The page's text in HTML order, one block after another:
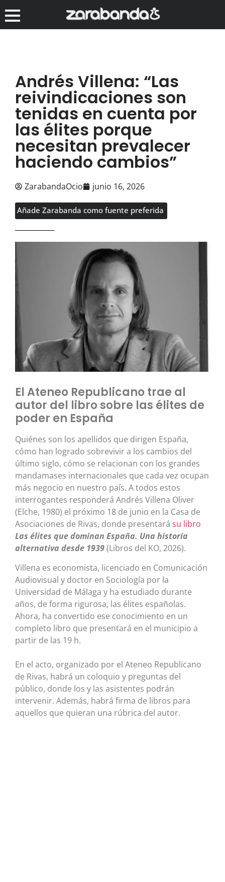
Andrés Villena: “Las
reivindicaciones son
tenidas en cuenta por
las élites porque
necesitan prevalecer
haciendo cambios”
ZarabandaOcio junio 16, 2026
Añade Zarabanda como fuente preferida
El Ateneo Republicano trae al
autor del libro sobre las élites de
poder en España
Quiénes son los apellidos que dirigen España,
cómo han logrado sobrevivir a los cambios del
último siglo, cómo se relacionan con los grandes
mandamases internacionales que cada vez ocupan
más negocio en nuestro país. A todos estos
interrogantes responderá Andrés Villena Oliver
(Elche, 1980) el próximo 18 de junio en la Casa de
Asociaciones de Rivas, donde presentará su libro
Las élites que dominan España. Una historia
alternativa desde 1939(Libros del KO, 2026).
Villena es economista, licenciado en Comunicación
Audiovisual y doctor en Sociología por la
Universidad de Málaga y ha estudiado durante
años, de forma rigurosa, las élites españolas.
Ahora, ha convertido ese conocimiento en un
completo libro que presentará en el municipio a
partir de las 19 h.
En el acto, organizado por el Ateneo Republicano
de Rivas, habrá un coloquio y preguntas del
público, donde los y las asistentes podrán
intervenir. Además, habrá firma de libros para
aquellos que quieran una rúbrica del autor.